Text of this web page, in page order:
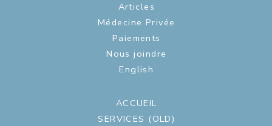
Articles
Médecine Privée
Paiements
Nous joindre
English
ACCUEIL
SERVICES (OLD)